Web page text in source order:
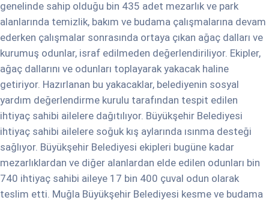
genelinde sahip olduğu bin 435 adet mezarlık ve park
alanlarında temizlik, bakım ve budama çalışmalarına devam
ederken çalışmalar sonrasında ortaya çıkan ağaç dalları ve
kurumuş odunlar, israf edilmeden değerlendiriliyor. Ekipler,
ağaç dallarını ve odunları toplayarak yakacak haline
getiriyor. Hazırlanan bu yakacaklar, belediyenin sosyal
yardım değerlendirme kurulu tarafından tespit edilen
ihtiyaç sahibi ailelere dağıtılıyor. Büyükşehir Belediyesi
ihtiyaç sahibi ailelere soğuk kış aylarında ısınma desteği
sağlıyor. Büyükşehir Belediyesi ekipleri bugüne kadar
mezarlıklardan ve diğer alanlardan elde edilen odunları bin
740 ihtiyaç sahibi aileye 17 bin 400 çuval odun olarak
teslim etti. Muğla Büyükşehir Belediyesi kesme ve budama